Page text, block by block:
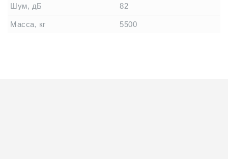
Шум, дБ 82
Масса, кг 5500